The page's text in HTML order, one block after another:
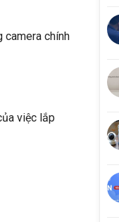
camera chính
việc lắp